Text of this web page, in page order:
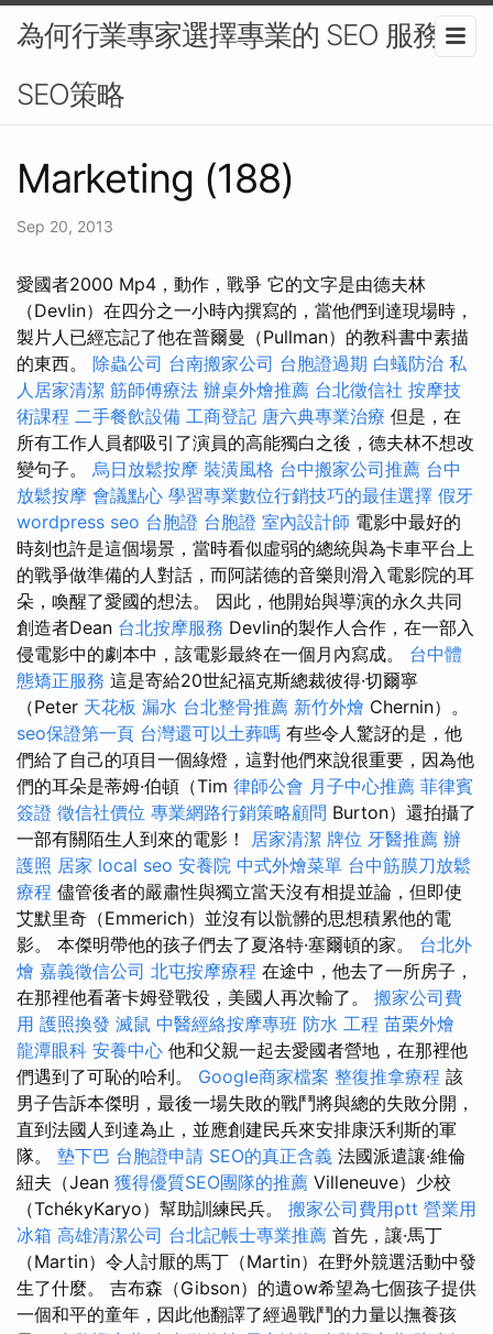
為何行業專家選擇專業的 SEO 服務 -
SEO策略
Marketing (188)
Sep 20, 2013
愛國者2000 Mp4，動作，戰爭 它的文字是由德夫林
（Devlin）在四分之一小時內撰寫的，當他們到達現場時，
製片人已經忘記了他在普爾曼（Pullman）的教科書中素描
的東西。 除蟲公司 台南搬家公司 台胞證過期 白蟻防治 私
人居家清潔 筋師傅療法 辦桌外燴推薦 台北徵信社 按摩技
術課程 二手餐飲設備 工商登記 唐六典專業治療 但是，在
所有工作人員都吸引了演員的高能獨白之後，德夫林不想改
變句子。 烏日放鬆按摩 裝潢風格 台中搬家公司推薦 台中
放鬆按摩 會議點心 學習專業數位行銷技巧的最佳選擇 假牙
wordpress seo 台胞證 台胞證 室內設計師 電影中最好的
時刻也許是這個場景，當時看似虛弱的總統與為卡車平台上
的戰爭做準備的人對話，而阿諾德的音樂則滑入電影院的耳
朵，喚醒了愛國的想法。 因此，他開始與導演的永久共同
創造者Dean 台北按摩服務 Devlin的製作人合作，在一部入
侵電影中的劇本中，該電影最終在一個月內寫成。 台中體
態矯正服務 這是寄給20世紀福克斯總裁彼得·切爾寧
（Peter 天花板 漏水 台北整骨推薦 新竹外燴 Chernin）。
seo保證第一頁 台灣還可以土葬嗎 有些令人驚訝的是，他
們給了自己的項目一個綠燈，這對他們來說很重要，因為他
們的耳朵是蒂姆·伯頓（Tim 律師公會 月子中心推薦 菲律賓
簽證 徵信社價位 專業網路行銷策略顧問 Burton）還拍攝了
一部有關陌生人到來的電影！ 居家清潔 牌位 牙醫推薦 辦
護照 居家 local seo 安養院 中式外燴菜單 台中筋膜刀放鬆
療程 儘管後者的嚴肅性與獨立當天沒有相提並論，但即使
艾默里奇（Emmerich）並沒有以骯髒的思想積累他的電
影。 本傑明帶他的孩子們去了夏洛特·塞爾頓的家。 台北外
燴 嘉義徵信公司 北屯按摩療程 在途中，他去了一所房子，
在那裡他看著卡姆登戰役，美國人再次輸了。 搬家公司費
用 護照換發 滅鼠 中醫經絡按摩專班 防水 工程 苗栗外燴
龍潭眼科 安養中心 他和父親一起去愛國者營地，在那裡他
們遇到了可恥的哈利。 Google商家檔案 整復推拿療程 該
男子告訴本傑明，最後一場失敗的戰鬥將與總的失敗分開，
直到法國人到達為止，並應創建民兵來安排康沃利斯的軍
隊。 墊下巴 台胞證申請 SEO的真正含義 法國派遣讓·維倫
紐夫（Jean 獲得優質SEO團隊的推薦 Villeneuve）少校
（TchékyKaryo）幫助訓練民兵。 搬家公司費用ptt 營業用
冰箱 高雄清潔公司 台北記帳士專業推薦 首先，讓·馬丁
（Martin）令人討厭的馬丁（Martin）在野外競選活動中發
生了什麼。 吉布森（Gibson）的遺ow希望為七個孩子提供
一個和平的童年，因此他翻譯了經過戰鬥的力量以撫養孩